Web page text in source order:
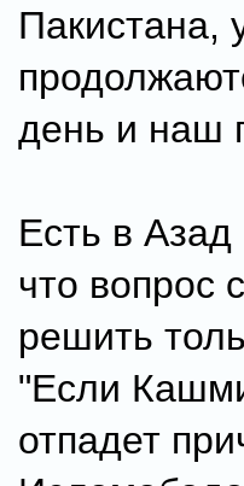
Пакистана,
день и наш
Есть в
что вопрос
решить
"Если
отпадет